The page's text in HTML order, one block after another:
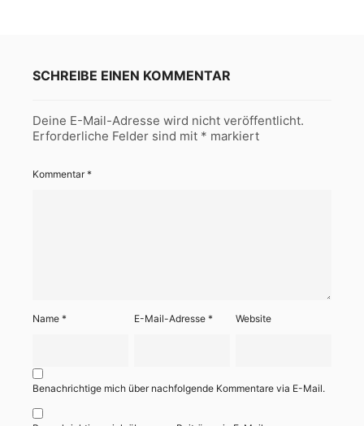
SCHREIBE EINEN KOMMENTAR
Deine E-Mail-Adresse wird nicht veröffentlicht.
Erforderliche Felder sind mit * markiert
Kommentar*
Name * E-Mail-Adresse* Website
Benachrichtige mich über nachfolgende Kommentare via E-Mail.